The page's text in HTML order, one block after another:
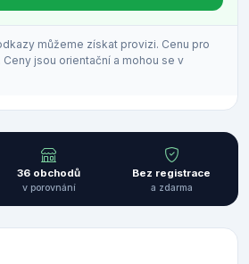
můžeme získat provizi. Cenu pro
jsou orientační a mohou se v
36 obchodů
v porovnání
Bez registrace
a zdarma